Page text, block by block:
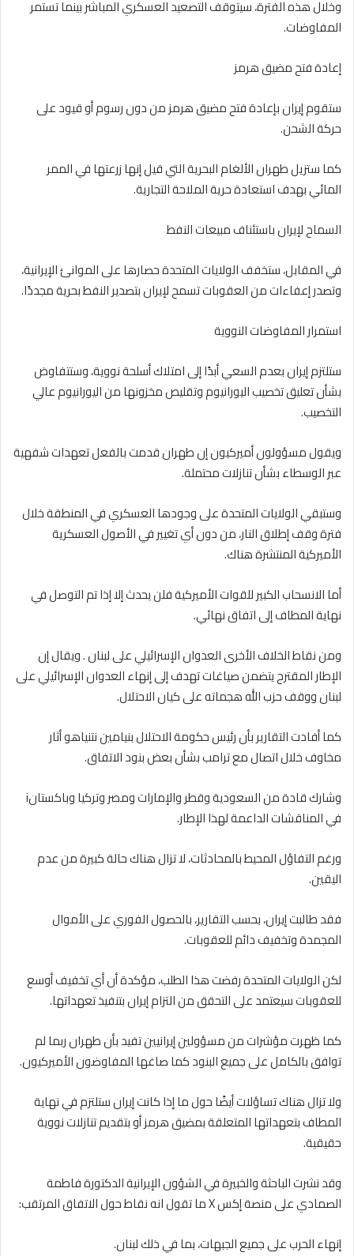
وخلال هذه الفترة، سيتوقف التصعيد العسكري المباشر بينما تستمر
المفاوضات.
إعادة فتح مضيق هرمز
ستقوم إيران بإعادة فتح مضيق هرمز من دون رسوم أو قيود على
حركة الشحن.
كما ستزيل طهران الألغام البحرية التي قيل إنها زرعتها في الممر
المائي بهدف استعادة حرية الملاحة التجارية.
السماح لإيران باستئناف مبيعات النفط
في المقابل، ستخفف الولايات المتحدة حصارها على الموانئ الإيرانية،
وتصدر إعفاءات من العقوبات تسمح لإيران بتصدير النفط بحرية مجددًا.
استمرار المفاوضات النووية
ستلتزم إيران بعدم السعي أبدًا إلى امتلاك أسلحة نووية، وستتفاوض
بشأن تعليق تخصيب اليورانيوم وتقليص مخزونها من اليورانيوم عالي
التخصيب.
ويقول مسؤولون أميركيون إن طهران قدمت بالفعل تعهدات شفهية
عبر الوسطاء بشأن تنازلات محتملة.
وستبقي الولايات المتحدة على وجودها العسكري في المنطقة خلال
فترة وقف إطلاق النار، من دون أي تغيير في الأصول العسكرية
الأميركية المنتشرة هناك.
أما الانسحاب الكبير للقوات الأميركية فلن يحدث إلا إذا تم التوصل في
نهاية المطاف إلى اتفاق نهائي.
ومن نقاط الخلاف الأخرى العدوان الإسرائيلي على لبنان . ويقال إن
الإطار المقترح يتضمن صياغات تهدف إلى إنهاء العدوان الإسرائيلي على
لبنان ووقف حزب الله هجماته على كيان الاحتلال.
كما أفادت التقارير بأن رئيس حكومة الاحتلال بنيامين نتنياهو أثار
مخاوف خلال اتصال مع ترامب بشأن بعض بنود الاتفاق.
وشارك قادة من السعودية وقطر والإمارات ومصر وتركيا وباكستانi
في المناقشات الداعمة لهذا الإطار.
ورغم التفاؤل المحيط بالمحادثات، لا تزال هناك حالة كبيرة من عدم
اليقين.
فقد طالبت إيران، بحسب التقارير، بالحصول الفوري على الأموال
المجمدة وتخفيف دائم للعقوبات.
لكن الولايات المتحدة رفضت هذا الطلب، مؤكدة أن أي تخفيف أوسع
للعقوبات سيعتمد على التحقق من التزام إيران بتنفيذ تعهداتها.
كما ظهرت مؤشرات من مسؤولين إيرانيين تفيد بأن طهران ربما لم
توافق بالكامل على جميع البنود كما صاغها المفاوضون الأميركيون.
ولا تزال هناك تساؤلات أيضًا حول ما إذا كانت إيران ستلتزم في نهاية
المطاف بتعهداتها المتعلقة بمضيق هرمز أو بتقديم تنازلات نووية
حقيقية.
وقد نشرت الباحثة والخبيرة في الشؤون الإيرانية الدكتورة فاطمة
الصمادي على منصة إكس X ما تقول انه نقاط حول الاتفاق المرتقب:
‏إنهاء الحرب على جميع الجبهات، بما في ذلك لبنان.